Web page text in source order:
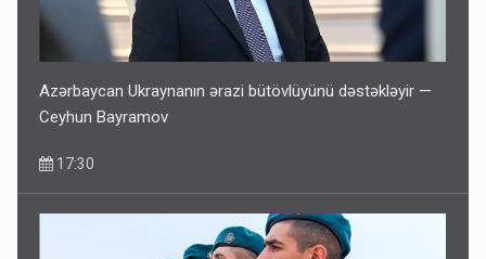
Azərbaycan Ukraynanın ərazi bütövlüyünü dəstəkləyir —
Ceyhun Bayramov
17:30